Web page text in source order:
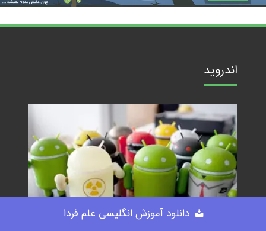
اندروید
دانلود آموزش انگلیسی علم فردا